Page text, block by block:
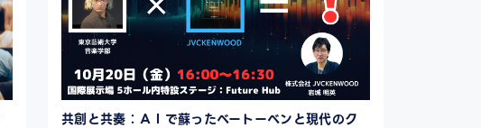
共創と共奏：ＡＩで蘇ったベートーベンと現代のク